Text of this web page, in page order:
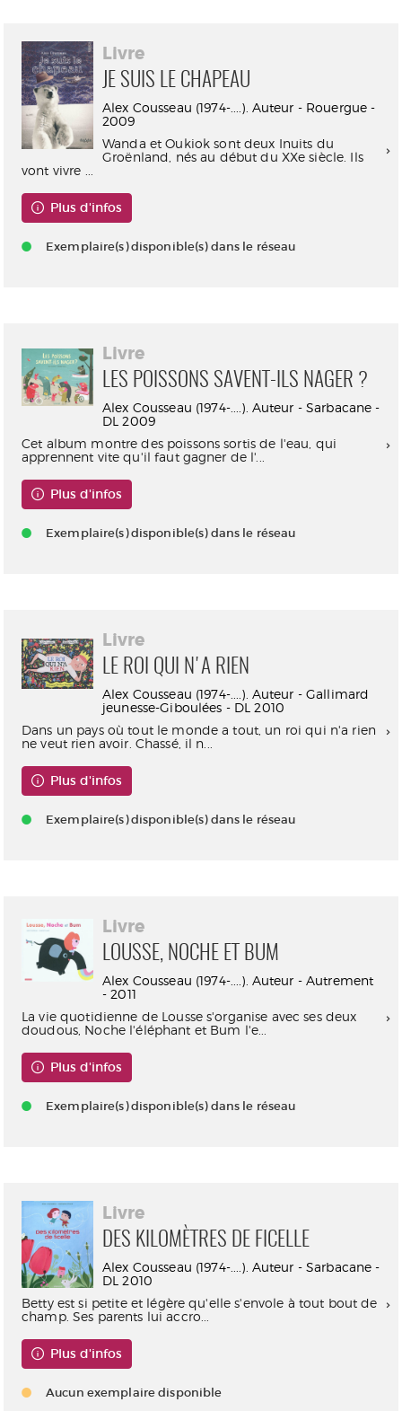
Livre
JE SUIS LE CHAPEAU
Alex Cousseau (1974-....). Auteur - Rouergue -
2009
Wanda et Oukiok sont deux Inuits du
Groënland, nés au début du XXe siècle. Ils
vont vivre ...
Plus d'infos
Exemplaire(s) disponible(s) dans le réseau
Livre
LES POISSONS SAVENT-ILS NAGER ?
Alex Cousseau (1974-....). Auteur - Sarbacane -
DL 2009
Cet album montre des poissons sortis de l'eau, qui
apprennent vite qu'il faut gagner de l'...
Plus d'infos
Exemplaire(s) disponible(s) dans le réseau
Livre
LE ROI QUI N'A RIEN
Alex Cousseau (1974-....). Auteur - Gallimard
jeunesse-Giboulées - DL 2010
Dans un pays où tout le monde a tout, un roi qui n'a rien
ne veut rien avoir. Chassé, il n...
Plus d'infos
Exemplaire(s) disponible(s) dans le réseau
Livre
LOUSSE, NOCHE ET BUM
Alex Cousseau (1974-....). Auteur - Autrement
- 2011
La vie quotidienne de Lousse s'organise avec ses deux
doudous, Noche l'éléphant et Bum l'e...
Plus d'infos
Exemplaire(s) disponible(s) dans le réseau
Livre
DES KILOMÈTRES DE FICELLE
Alex Cousseau (1974-....). Auteur - Sarbacane -
DL 2010
Betty est si petite et légère qu'elle s'envole à tout bout de
champ. Ses parents lui accro...
Plus d'infos
Aucun exemplaire disponible